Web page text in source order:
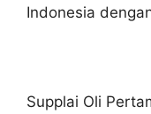
Indonesia
Supplai Oli